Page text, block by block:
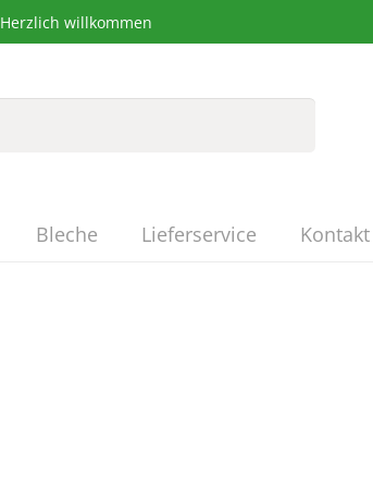
Herzlich willkommen
Bleche Lieferservice Kontakt